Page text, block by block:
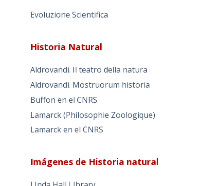
Evoluzione Scientifica
Historia Natural
Aldrovandi. Il teatro della natura
Aldrovandi. Mostruorum historia
Buffon en el CNRS
Lamarck (Philosophie Zoologique)
Lamarck en el CNRS
Imágenes de Historia natural